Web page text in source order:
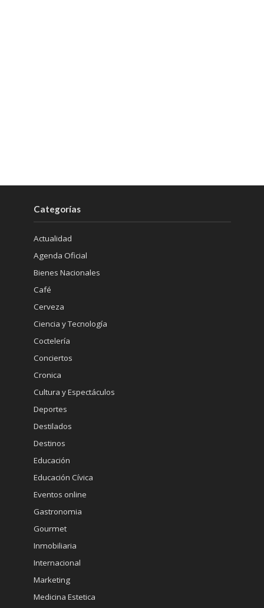
Categorías
Actualidad
Agenda Oficial
Bienes Nacionales
Café
Cerveza
Ciencia y Tecnología
Coctelería
Conciertos
Cronica
Cultura y Espectáculos
Deportes
Destilados
Destinos
Educación
Educación Cívica
Eventos online
Gastronomia
Gourmet
Inmobiliaria
Internacional
Marketing
Medicina Estetica